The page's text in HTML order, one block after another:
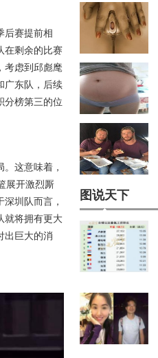
后赛提前相
在剩余的比赛
考虑到邱彪麾
广东队，后续
分榜第三的位
这意味着，
展开激烈厮
圳队而言，
就将拥有更大
出巨大的消
图说天下